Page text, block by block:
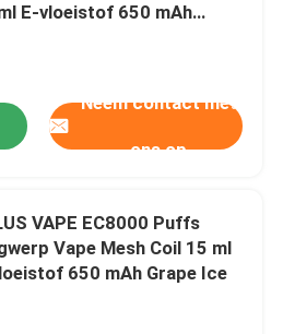
E-vloeistof 650 mAh
Neem contact met
ons op
VAPE EC8000 Puffs
Vape Mesh Coil 15 ml
650 mAh Grape Ice